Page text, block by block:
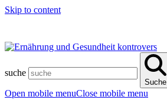
Skip to content
suche
Suche
Open mobile menuClose mobile menu